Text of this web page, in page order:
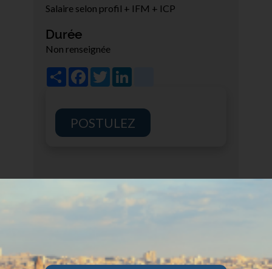
Salaire selon profil + IFM + ICP
Durée
Non renseignée
Share Facebook
Twitter
POSTULEZ